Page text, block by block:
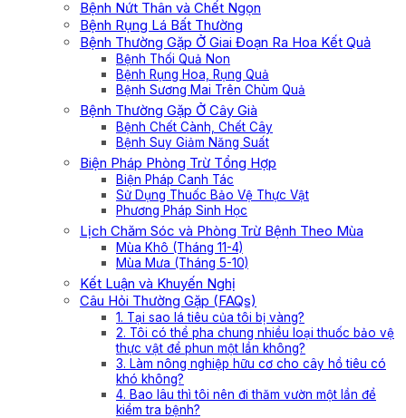
Bệnh Nứt Thân và Chết Ngọn
Bệnh Rụng Lá Bất Thường
Bệnh Thường Gặp Ở Giai Đoạn Ra Hoa Kết Quả
Bệnh Thối Quả Non
Bệnh Rụng Hoa, Rụng Quả
Bệnh Sương Mai Trên Chùm Quả
Bệnh Thường Gặp Ở Cây Già
Bệnh Chết Cành, Chết Cây
Bệnh Suy Giảm Năng Suất
Biện Pháp Phòng Trừ Tổng Hợp
Biện Pháp Canh Tác
Sử Dụng Thuốc Bảo Vệ Thực Vật
Phương Pháp Sinh Học
Lịch Chăm Sóc và Phòng Trừ Bệnh Theo Mùa
Mùa Khô (Tháng 11-4)
Mùa Mưa (Tháng 5-10)
Kết Luận và Khuyến Nghị
Câu Hỏi Thường Gặp (FAQs)
1. Tại sao lá tiêu của tôi bị vàng?
2. Tôi có thể pha chung nhiều loại thuốc bảo vệ
thực vật để phun một lần không?
3. Làm nông nghiệp hữu cơ cho cây hồ tiêu có
khó không?
4. Bao lâu thì tôi nên đi thăm vườn một lần để
kiểm tra bệnh?